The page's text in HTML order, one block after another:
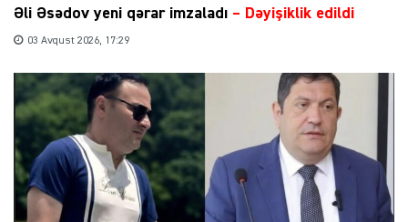
Əli Əsədov yeni qərar imzaladı – Dəyişiklik edildi
03 Avqust 2026, 17:29